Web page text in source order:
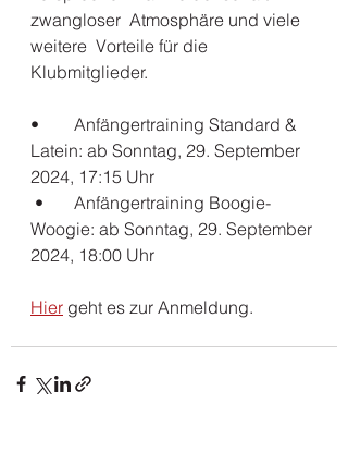
zwangloser  Atmosphäre und viele
weitere  Vorteile für die
Klubmitglieder.
•	Anfängertraining Standard &
Latein: ab Sonntag, 29. September
2024, 17:15 Uhr
Woogie: ab Sonntag, 29. September
2024, 18:00 Uhr
Hier geht es zur Anmeldung.